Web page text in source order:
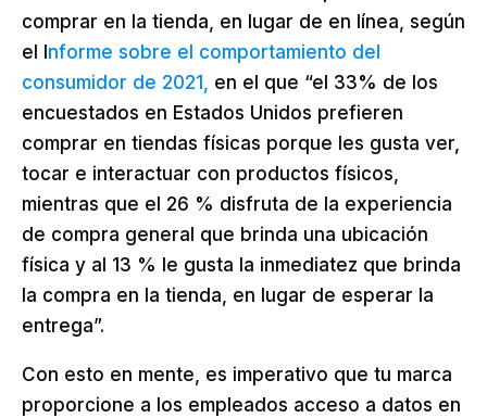
comprar en la tienda, en lugar de en línea, según
el I nforme sobre el comportamiento del
consumidor de 2021, en el que “el 33% de los
encuestados en Estados Unidos prefieren
comprar en tiendas físicas porque les gusta ver,
tocar e interactuar con productos físicos,
mientras que el 26 % disfruta de la experiencia
de compra general que brinda una ubicación
física y al 13 % le gusta la inmediatez que brinda
la compra en la tienda, en lugar de esperar la
entrega”.
Con esto en mente, es imperativo que tu marca
proporcione a los empleados acceso a datos en